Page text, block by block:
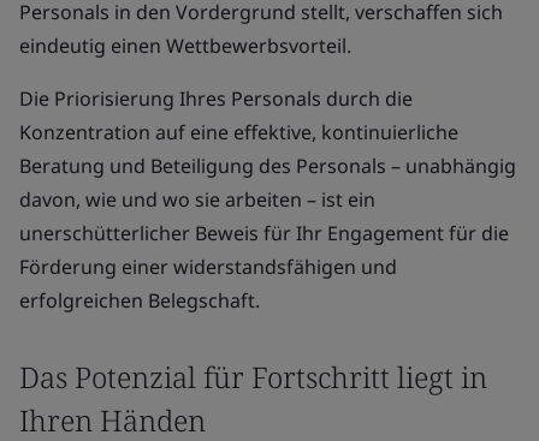
Personals in den Vordergrund stellt, verschaffen sich
eindeutig einen Wettbewerbsvorteil.
Die Priorisierung Ihres Personals durch die
Konzentration auf eine effektive, kontinuierliche
Beratung und Beteiligung des Personals – unabhängig
davon, wie und wo sie arbeiten – ist ein
unerschütterlicher Beweis für Ihr Engagement für die
Förderung einer widerstandsfähigen und
erfolgreichen Belegschaft.
Das Potenzial für Fortschritt liegt in
Ihren Händen